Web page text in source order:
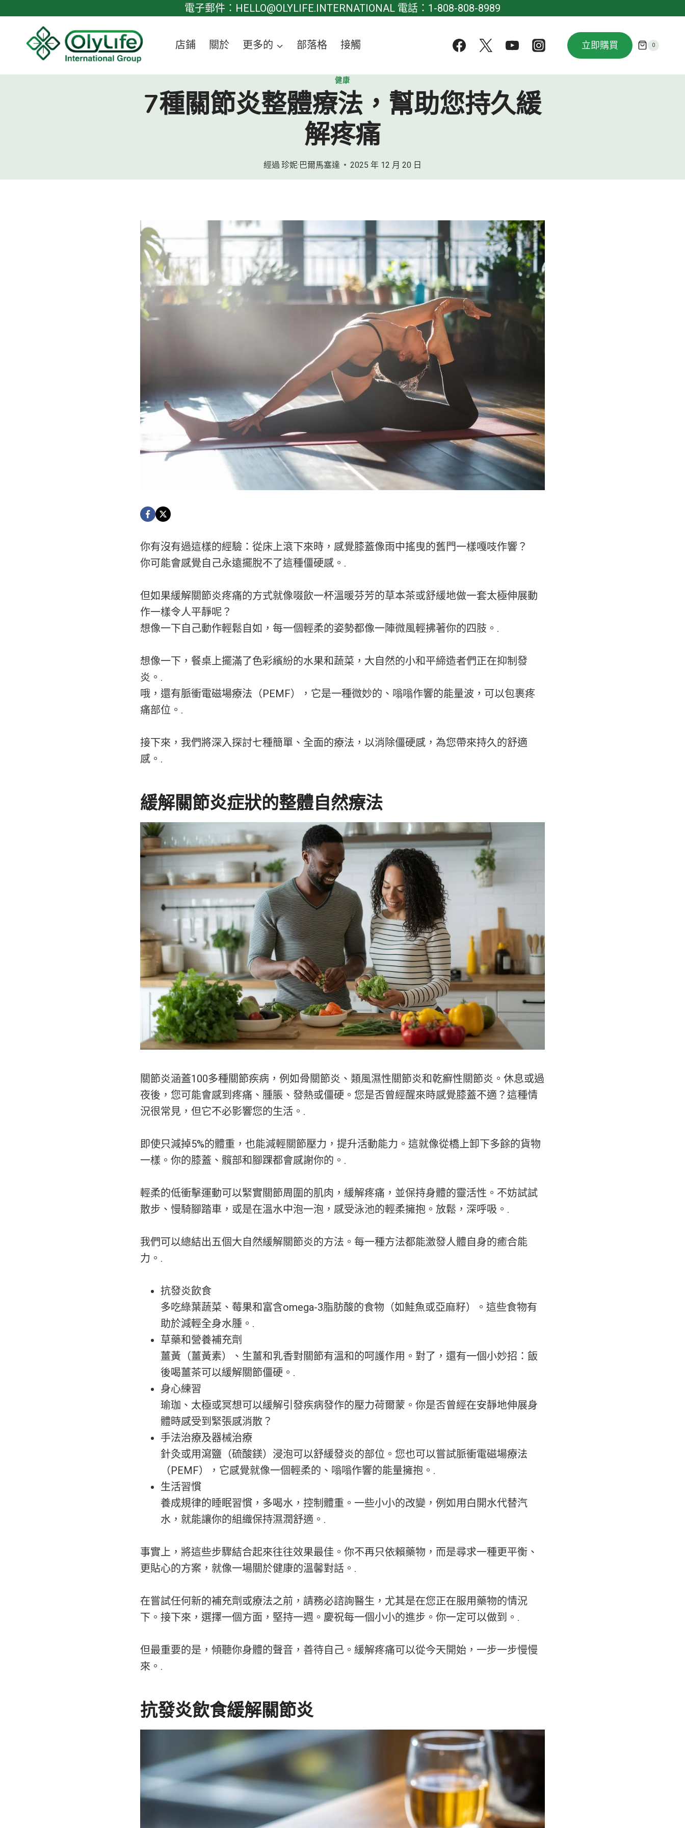
電子郵件：HELLO@OLYLIFE.INTERNATIONAL 電話：1-808-808-8989
店鋪 關於 更多的 部落格 接觸 立即購買 0
健康
7種關節炎整體療法，幫助您持久緩
解疼痛
經過 珍妮·巴爾馬塞達 2025 年 12 月 20 日
你有沒有過這樣的經驗：從床上滾下來時，感覺膝蓋像雨中搖曳的舊門一樣嘎吱作響？
你可能會感覺自己永遠擺脫不了這種僵硬感。.
但如果緩解關節炎疼痛的方式就像啜飲一杯溫暖芬芳的草本茶或舒緩地做一套太極伸展動
作一樣令人平靜呢？
想像一下自己動作輕鬆自如，每一個輕柔的姿勢都像一陣微風輕拂著你的四肢。.
想像一下，餐桌上擺滿了色彩繽紛的水果和蔬菜，大自然的小和平締造者們正在抑制發
炎。.
哦，還有脈衝電磁場療法（PEMF），它是一種微妙的、嗡嗡作響的能量波，可以包裹疼
痛部位。.
接下來，我們將深入探討七種簡單、全面的療法，以消除僵硬感，為您帶來持久的舒適
感。.
緩解關節炎症狀的整體自然療法
關節炎涵蓋100多種關節疾病，例如骨關節炎、類風濕性關節炎和乾癬性關節炎。休息或過
夜後，您可能會感到疼痛、腫脹、發熱或僵硬。您是否曾經醒來時感覺膝蓋不適？這種情
況很常見，但它不必影響您的生活。.
即使只減掉5%的體重，也能減輕關節壓力，提升活動能力。這就像從橋上卸下多餘的貨物
一樣。你的膝蓋、髖部和腳踝都會感謝你的。.
輕柔的低衝擊運動可以緊實關節周圍的肌肉，緩解疼痛，並保持身體的靈活性。不妨試試
散步、慢騎腳踏車，或是在溫水中泡一泡，感受泳池的輕柔擁抱。放鬆，深呼吸。.
我們可以總結出五個大自然緩解關節炎的方法。每一種方法都能激發人體自身的癒合能
力。.
抗發炎飲食
多吃綠葉蔬菜、莓果和富含omega-3脂肪酸的食物（如鮭魚或亞麻籽）。這些食物有
助於減輕全身水腫。.
草藥和營養補充劑
薑黃（薑黃素）、生薑和乳香對關節有溫和的呵護作用。對了，還有一個小妙招：飯
後喝薑茶可以緩解關節僵硬。.
身心練習
瑜珈、太極或冥想可以緩解引發疾病發作的壓力荷爾蒙。你是否曾經在安靜地伸展身
體時感受到緊張感消散？
手法治療及器械治療
針灸或用瀉鹽（硫酸鎂）浸泡可以舒緩發炎的部位。您也可以嘗試脈衝電磁場療法
（PEMF），它感覺就像一個輕柔的、嗡嗡作響的能量擁抱。.
生活習慣
養成規律的睡眠習慣，多喝水，控制體重。一些小小的改變，例如用白開水代替汽
水，就能讓你的組織保持濕潤舒適。.
事實上，將這些步驟結合起來往往效果最佳。你不再只依賴藥物，而是尋求一種更平衡、
更貼心的方案，就像一場關於健康的溫馨對話。.
在嘗試任何新的補充劑或療法之前，請務必諮詢醫生，尤其是在您正在服用藥物的情況
下。接下來，選擇一個方面，堅持一週。慶祝每一個小小的進步。你一定可以做到。.
但最重要的是，傾聽你身體的聲音，善待自己。緩解疼痛可以從今天開始，一步一步慢慢
來。.
抗發炎飲食緩解關節炎